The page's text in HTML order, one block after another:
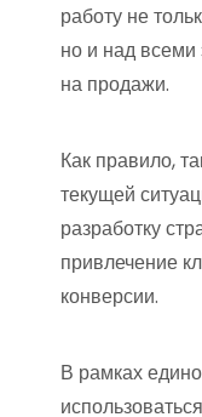
работу не
но и над
на продажи.
Как правило,
текущей
разработку
привлечение
конверсии.
В рамках